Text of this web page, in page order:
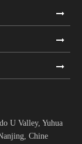
U Valley, Yuhua
Chine